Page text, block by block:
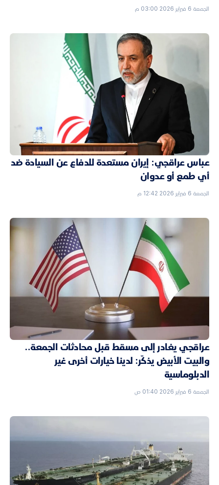
الجمعة 6 فبراير 2026 03:00 م
عباس عراقجي: إيران مستعدة للدفاع عن السيادة ضد
أي طمع أو عدوان
الجمعة 6 فبراير 2026 12:42 م
عراقجي يغادر إلى مسقط قبل محادثات الجمعة..
والبيت الأبيض يذكّر: لدينا خيارات أخرى غير
الدبلوماسية
الجمعة 6 فبراير 2026 01:40 ص